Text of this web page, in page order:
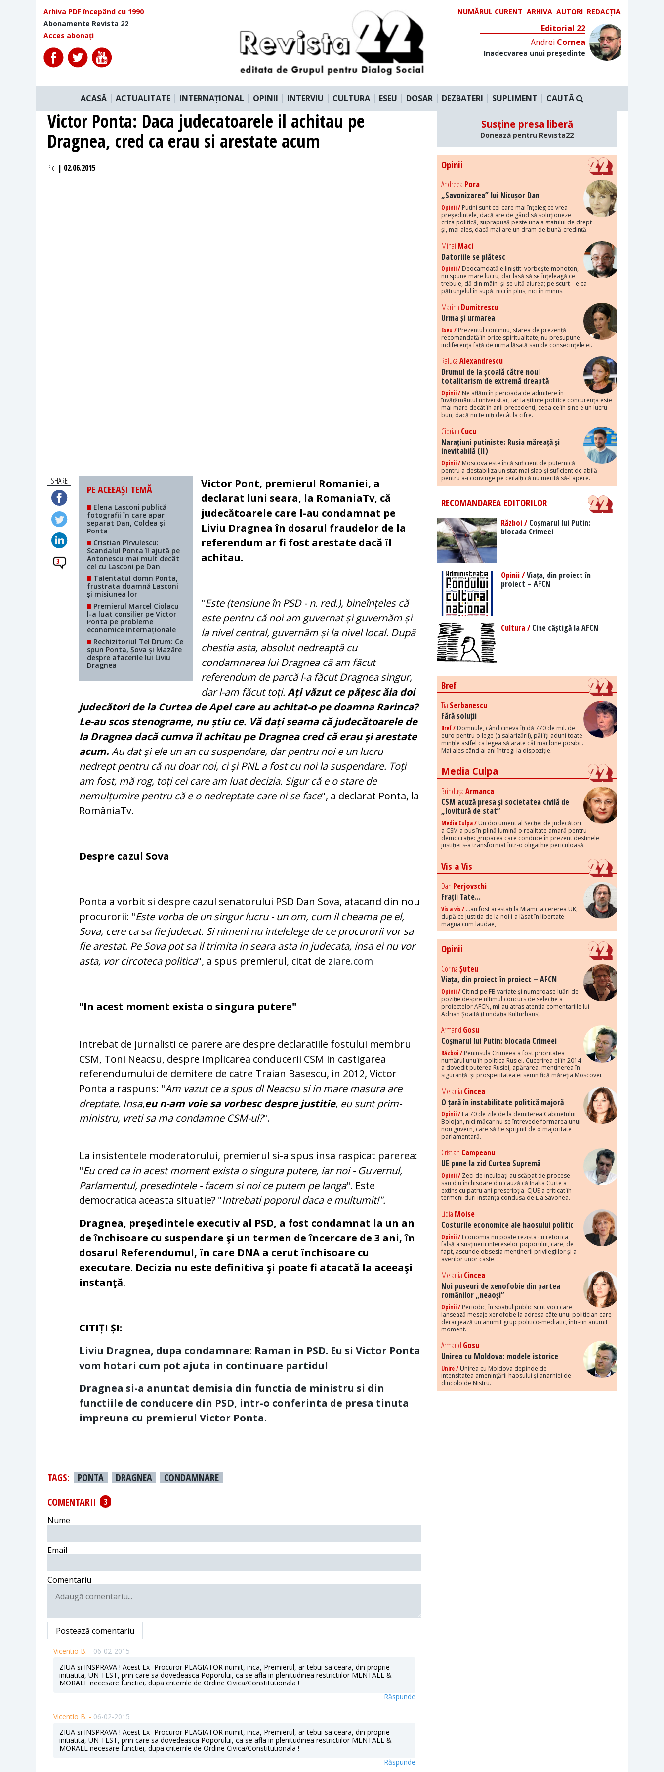
Arhiva PDF începând cu 1990
Abonamente Revista 22
Acces abonați
NUMĂRUL CURENT ARHIVA AUTORI REDACȚIA
Editorial 22
Andrei Cornea
Inadecvarea unui președinte
ACASĂ ACTUALITATE INTERNAȚIONAL OPINII INTERVIU CULTURA ESEU DOSAR DEZBATERI SUPLIMENT CAUTĂ
Victor Ponta: Daca judecatoarele il achitau pe
Dragnea, cred ca erau si arestate acum
P.c. | 02.06.2015
SHARE
3
PE ACEEAȘI TEMĂ
Elena Lasconi publică
fotografii în care apar
separat Dan, Coldea și
Ponta
Cristian Pîrvulescu:
Scandalul Ponta îl ajută pe
Antonescu mai mult decât
cel cu Lasconi pe Dan
Talentatul domn Ponta,
frustrata doamnă Lasconi
și misiunea lor
Premierul Marcel Ciolacu
l-a luat consilier pe Victor
Ponta pe probleme
economice internaționale
Rechizitoriul Tel Drum: Ce
spun Ponta, Șova și Mazăre
despre afacerile lui Liviu
Dragnea
Victor Pont, premierul Romaniei, a
declarat luni seara, la RomaniaTv, că
judecătoarele care l-au condamnat pe
Liviu Dragnea în dosarul fraudelor de la
referendum ar fi fost arestate dacă îl
achitau.
"Este (tensiune în PSD - n. red.), bineînțeles că
este pentru că noi am guvernat și guvernăm și
la nivel central, guvernăm și la nivel local. După
chestia asta, absolut nedreaptă cu
condamnarea lui Dragnea că am făcut
referendum de parcă l-a făcut Dragnea singur,
dar l-am făcut toți.Ați văzut ce pățesc ăia doi
judecători de la Curtea de Apel care au achitat-o pe doamna Rarinca?
Le-au scos stenograme, nu știu ce. Vă dați seama că judecătoarele de
la Dragnea dacă cumva îl achitau pe Dragnea cred că erau și arestate
acum.Au dat și ele un an cu suspendare, dar pentru noi e un lucru
nedrept pentru că nu doar noi, ci și PNL a fost cu noi la suspendare. Toți
am fost, mă rog, toți cei care am luat decizia. Sigur că e o stare de
nemulțumire pentru că e o nedreptate care ni se face", a declarat Ponta, la
RomâniaTv.
Despre cazul Sova
Ponta a vorbit si despre cazul senatorului PSD Dan Sova, atacand din nou
procurorii: "Este vorba de un singur lucru - un om, cum il cheama pe el,
Sova, cere ca sa fie judecat. Si nimeni nu intelelege de ce procurorii vor sa
fie arestat. Pe Sova pot sa il trimita in seara asta in judecata, insa ei nu vor
asta, vor circoteca politica", a spus premierul, citat de ziare.com
"In acest moment exista o singura putere"
Intrebat de jurnalisti ce parere are despre declaratiile fostului membru
CSM, Toni Neacsu, despre implicarea conducerii CSM in castigarea
referendumului de demitere de catre Traian Basescu, in 2012, Victor
Ponta a raspuns: "Am vazut ce a spus dl Neacsu si in mare masura are
dreptate. Insa,eu n-am voie sa vorbesc despre justitie, eu sunt prim-
ministru, vreti sa ma condamne CSM-ul?".
La insistentele moderatorului, premierul si-a spus insa raspicat parerea:
"Eu cred ca in acest moment exista o singura putere, iar noi - Guvernul,
Parlamentul, presedintele - facem si noi ce putem pe langa". Este
democratica aceasta situatie? "Intrebati poporul daca e multumit!".
Dragnea, preşedintele executiv al PSD, a fost condamnat la un an
de închisoare cu suspendare şi un termen de încercare de 3 ani, în
dosarul Referendumul, în care DNA a cerut închisoare cu
executare. Decizia nu este definitiva şi poate fi atacată la aceeaşi
instanţă.
CITIȚI ȘI:
Liviu Dragnea, dupa condamnare: Raman in PSD. Eu si Victor Ponta
vom hotari cum pot ajuta in continuare partidul
Dragnea si-a anuntat demisia din functia de ministru si din
functiile de conducere din PSD, intr-o conferinta de presa tinuta
impreuna cu premierul Victor Ponta.
TAGS: PONTA DRAGNEA
CONDAMNARE
COMENTARII
3
Nume
Email
Comentariu
Postează comentariu
Vicentio B. - 06-02-2015
ZIUA si INSPRAVA ! Acest Ex- Procuror PLAGIATOR numit, inca, Premierul, ar tebui sa ceara, din proprie
initiatita, UN TEST, prin care sa dovedeasca Poporului, ca se afla in plenitudinea restrictiilor MENTALE &
MORALE necesare functiei, dupa criterrile de Ordine Civica/Constitutionala !
Răspunde
Vicentio B. - 06-02-2015
ZIUA si INSPRAVA ! Acest Ex- Procuror PLAGIATOR numit, inca, Premierul, ar tebui sa ceara, din proprie
initiatita, UN TEST, prin care sa dovedeasca Poporului, ca se afla in plenitudinea restrictiilor MENTALE &
MORALE necesare functiei, dupa criterrile de Ordine Civica/Constitutionala !
Răspunde
Susține presa liberă
Donează pentru Revista22
Opinii
Andreea Pora
„Savonizarea” lui Nicușor Dan
Opinii / Puțini sunt cei care mai înțeleg ce vrea
președintele, dacă are de gând să soluționeze
criza politică, suprapusă peste una a statului de drept
și, mai ales, dacă mai are un dram de bună-credință.
Mihai Maci
Datoriile se plătesc
Opinii / Deocamdată e liniștit: vorbește monoton,
nu spune mare lucru, dar lasă să se înțeleagă ce
trebuie, dă din mâini și se uită aiurea; pe scurt – e ca
pătrunjelul în supă: nici în plus, nici în minus.
Marina Dumitrescu
Urma și urmarea
Eseu / Prezentul continuu, starea de prezență
recomandată în orice spiritualitate, nu presupune
indiferența față de urma lăsată sau de consecințele ei.
RalucaAlexandrescu
Drumul de la școală către noul
totalitarism de extremă dreaptă
Opinii / Ne aflăm în perioada de admitere în
învățământul universitar, iar la științe politice concurența este
mai mare decât în anii precedenți, ceea ce în sine e un lucru
bun, dacă nu te uiți decât la cifre.
Ciprian Cucu
Narațiuni putiniste: Rusia măreață și
inevitabilă (II)
Opinii / Moscova este încă suficient de puternică
pentru a destabiliza un stat mai slab și suficient de abilă
pentru a-i convinge pe ceilalți că nu merită să-l apere.
RECOMANDAREA EDITORILOR
Război /Coșmarul lui Putin:
blocada Crimeei
Opinii /Viața, din proiect în
proiect – AFCN
Cultura /Cine câștigă la AFCN
Bref
Tia Serbanescu
Fără soluții
Bref / Domnule, când cineva îți dă 770 de mil. de
euro pentru o lege (a salarizării), păi îți aduni toate
mințile astfel ca legea să arate cât mai bine posibil.
Mai ales când ai ani întregi la dispoziție.
Media Culpa
BrîndușaArmanca
CSM acuză presa și societatea civilă de
„lovitură de stat”
Media Culpa / Un document al Secției de judecători
a CSM a pus în plină lumină o realitate amară pentru
democrație: gruparea care conduce în prezent destinele
justiției s-a transformat într-o oligarhie periculoasă.
Vis a Vis
Dan Perjovschi
Frații Tate...
Vis a vis / ...au fost arestați la Miami la cererea UK,
după ce Justiția de la noi i-a lăsat în libertate
magna cum laudae,
Opinii
CorinaȘuteu
Viața, din proiect în proiect – AFCN
Opinii / Citind pe FB variate și numeroase luări de
poziție despre ultimul concurs de selecție a
proiectelor AFCN, mi-au atras atenția comentariile lui
Adrian Șoaită (Fundația Kulturhaus).
Armand Gosu
Coșmarul lui Putin: blocada Crimeei
Război / Peninsula Crimeea a fost prioritatea
numărul unu în politica Rusiei. Cucerirea ei în 2014
a dovedit puterea Rusiei, apărarea, menținerea în
siguranță și prosperitatea ei semnifică măreția Moscovei.
Melania Cincea
O țară în instabilitate politică majoră
Opinii / La 70 de zile de la demiterea Cabinetului
Bolojan, nici măcar nu se întrevede formarea unui
nou guvern, care să fie sprijinit de o majoritate
parlamentară.
Cristian Campeanu
UE pune la zid Curtea Supremă
Opinii / Zeci de inculpați au scăpat de procese
sau din închisoare din cauză că Înalta Curte a
extins cu patru ani prescripția. CJUE a criticat în
termeni duri instanța condusă de Lia Savonea.
Lidia Moise
Costurile economice ale haosului politic
Opinii / Economia nu poate rezista cu retorica
falsă a susținerii intereselor poporului, care, de
fapt, ascunde obsesia menținerii privilegiilor și a
averilor unor caste.
Melania Cincea
Noi puseuri de xenofobie din partea
românilor „neaoși”
Opinii / Periodic, în spațiul public sunt voci care
lansează mesaje xenofobe la adresa câte unui politician care
deranjează un anumit grup politico-mediatic, într-un anumit
moment.
Armand Gosu
Unirea cu Moldova: modele istorice
Unire / Unirea cu Moldova depinde de
intensitatea amenințării haosului și anarhiei de
dincolo de Nistru.